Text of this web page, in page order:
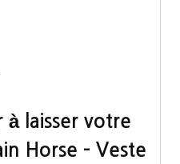
à laisser votre
Horse – Veste